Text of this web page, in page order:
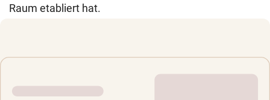
Raum etabliert hat.